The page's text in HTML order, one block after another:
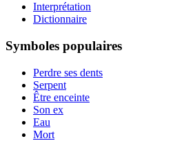
Interprétation
Dictionnaire
Symboles populaires
Perdre ses dents
Serpent
Être enceinte
Son ex
Eau
Mort